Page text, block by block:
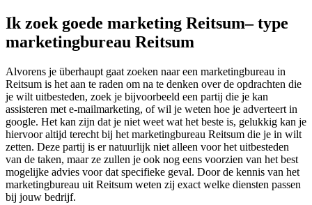
Ik zoek goede marketing Reitsum– type
marketingbureau Reitsum
Alvorens je überhaupt gaat zoeken naar een marketingbureau in
Reitsum is het aan te raden om na te denken over de opdrachten die
je wilt uitbesteden, zoek je bijvoorbeeld een partij die je kan
assisteren met e-mailmarketing, of wil je weten hoe je adverteert in
google. Het kan zijn dat je niet weet wat het beste is, gelukkig kan je
hiervoor altijd terecht bij het marketingbureau Reitsum die je in wilt
zetten. Deze partij is er natuurlijk niet alleen voor het uitbesteden
van de taken, maar ze zullen je ook nog eens voorzien van het best
mogelijke advies voor dat specifieke geval. Door de kennis van het
marketingbureau uit Reitsum weten zij exact welke diensten passen
bij jouw bedrijf.